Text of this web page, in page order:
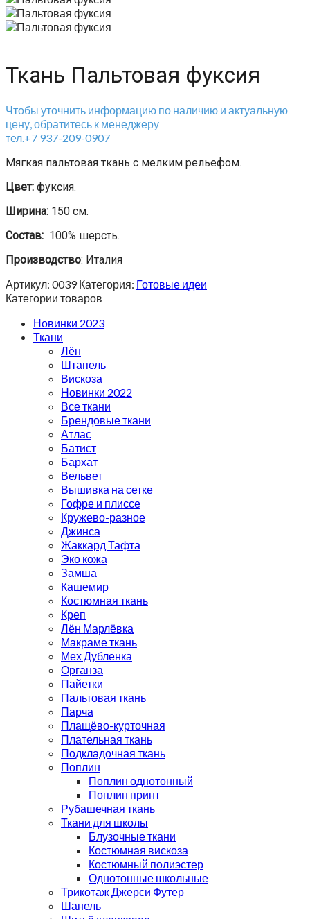
Ткань Пальтовая фуксия
Чтобы уточнить информацию по наличию и актуальную
цену, обратитесь к менеджеру
тел.+7 937-209-0907
Мягкая пальтовая ткань с мелким рельефом.
Цвет: фуксия.
Ширина: 150 см.
Состав: 100% шерсть.
Производство: Италия
Артикул: 0039 Категория: Готовые идеи
Категории товаров
Новинки 2023
Ткани
Лён
Штапель
Вискоза
Новинки 2022
Все ткани
Брендовые ткани
Атлас
Батист
Бархат
Вельвет
Вышивка на сетке
Гофре и плиссе
Кружево-разное
Джинса
Жаккард Тафта
Эко кожа
Замша
Кашемир
Костюмная ткань
Креп
Лён Марлёвка
Макраме ткань
Мех Дубленка
Органза
Пайетки
Пальтовая ткань
Парча
Плащёво-курточная
Плательная ткань
Подкладочная ткань
Поплин
Поплин однотонный
Поплин принт
Рубашечная ткань
Ткани для школы
Блузочные ткани
Костюмная вискоза
Костюмный полиэстер
Однотонные школьные
Трикотаж Джерси Футер
Шанель